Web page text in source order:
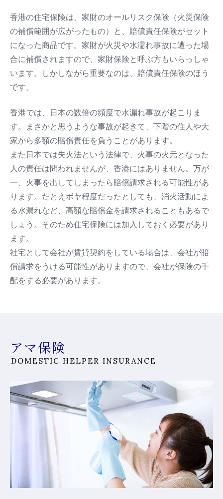
香港の住宅保険は、家財のオールリスク保険（火災保険
の補償範囲が広がったもの）と、賠償責任保険がセット
になった商品です。家財が火災や水濡れ事故に遭った場
合に補償されますので、家財保険と呼ぶ方もいらっしゃ
います。しかしながら重要なのは、賠償責任保険のほう
です。
香港では、日本の数倍の頻度で水漏れ事故が起こりま
す。まさかと思うような事故が起きて、下階の住人や大
家から多額の賠償責任を負うことがあります。
また日本では失火法という法律で、火事の火元となった
人の責任は問われませんが、香港にはありません。万が
一、火事を出してしまったら賠償請求される可能性があ
ります。たとえボヤ程度だったとしても、消火活動によ
る水漏れなど、高額な賠償金を請求されることもあるで
しょう。そのため住宅保険には加入しておく必要があり
ます。
社宅として会社が賃貸契約をしている場合は、会社が賠
償請求をうける可能性がありますので、会社が保険の手
配をする必要があります。
アマ保険
DOMESTIC HELPER INSURANCE